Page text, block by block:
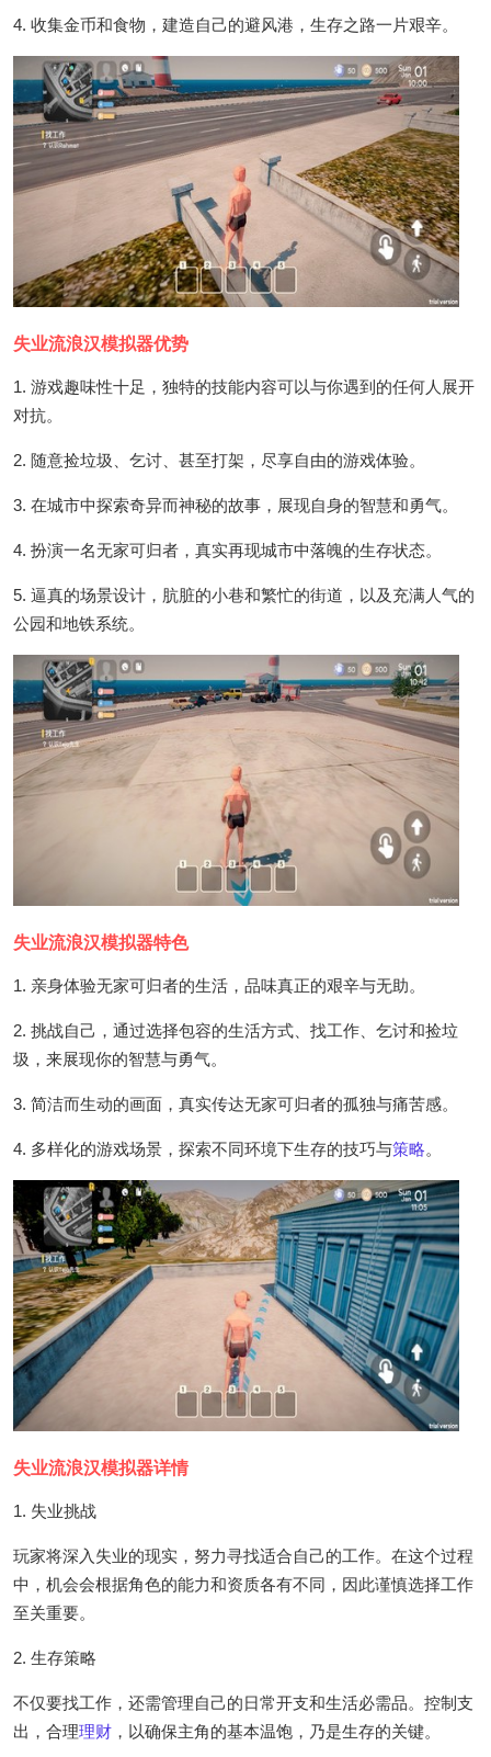
4. 收集金币和食物，建造自己的避风港，生存之路一片艰辛。
失业流浪汉模拟器优势
1. 游戏趣味性十足，独特的技能内容可以与你遇到的任何人展开
对抗。
2. 随意捡垃圾、乞讨、甚至打架，尽享自由的游戏体验。
3. 在城市中探索奇异而神秘的故事，展现自身的智慧和勇气。
4. 扮演一名无家可归者，真实再现城市中落魄的生存状态。
5. 逼真的场景设计，肮脏的小巷和繁忙的街道，以及充满人气的
公园和地铁系统。
失业流浪汉模拟器特色
1. 亲身体验无家可归者的生活，品味真正的艰辛与无助。
2. 挑战自己，通过选择包容的生活方式、找工作、乞讨和捡垃
圾，来展现你的智慧与勇气。
3. 简洁而生动的画面，真实传达无家可归者的孤独与痛苦感。
4. 多样化的游戏场景，探索不同环境下生存的技巧与策略。
失业流浪汉模拟器详情
1. 失业挑战
玩家将深入失业的现实，努力寻找适合自己的工作。在这个过程
中，机会会根据角色的能力和资质各有不同，因此谨慎选择工作
至关重要。
2. 生存策略
不仅要找工作，还需管理自己的日常开支和生活必需品。控制支
出，合理理财 ，以确保主角的基本温饱，乃是生存的关键。